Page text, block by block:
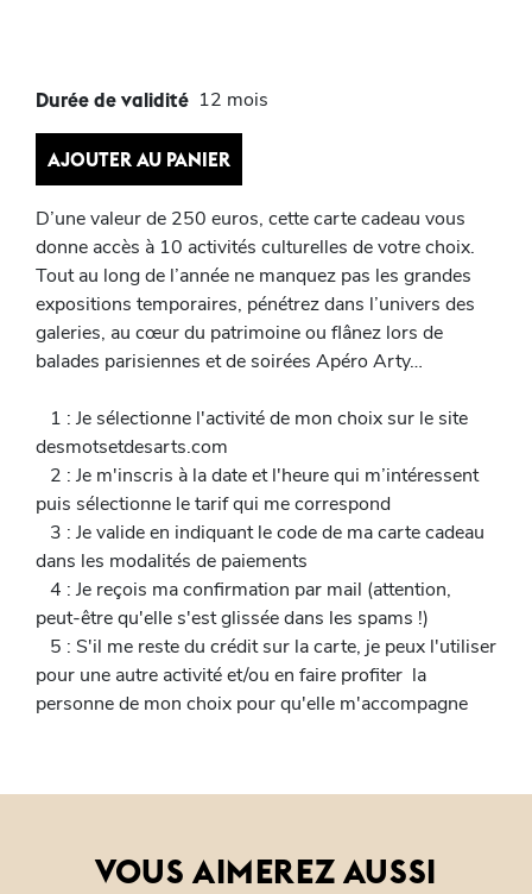
Durée de validité 12 mois
AJOUTER AU PANIER
D’une valeur de 250 euros, cette carte cadeau vous
donne accès à 10 activités culturelles de votre choix.
Tout au long de l’année ne manquez pas les grandes
expositions temporaires, pénétrez dans l’univers des
galeries, au cœur du patrimoine ou flânez lors de
balades parisiennes et de soirées Apéro Arty…
1 : Je sélectionne l'activité de mon choix sur le site
desmotsetdesarts.com
2 : Je m'inscris à la date et l'heure qui m’intéressent
puis sélectionne le tarif qui me correspond
3 : Je valide en indiquant le code de ma carte cadeau
dans les modalités de paiements
4 : Je reçois ma confirmation par mail (attention,
peut-être qu'elle s'est glissée dans les spams !)
5 : S'il me reste du crédit sur la carte, je peux l'utiliser
pour une autre activité et/ou en faire profiter la
personne de mon choix pour qu'elle m'accompagne
VOUS AIMEREZ AUSSI